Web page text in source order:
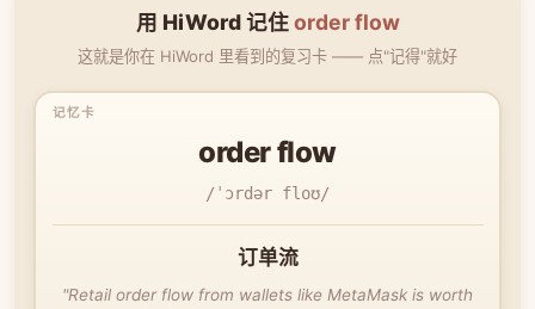
用 HiWord 记住order flow
这就是你在 HiWord 里看到的复习卡 —— 点"记得"就好
order flow
/ˈɔrdər floʊ/
订单流
"Retail order flow from wallets like MetaMask is worth